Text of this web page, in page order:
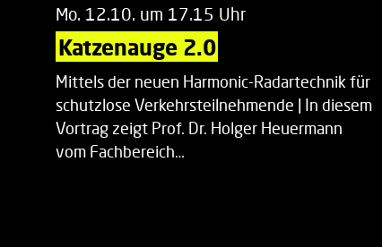
Mo. 12.10. um 17.15 Uhr
Katzenauge 2.0
Mittels der neuen Harmonic-Radartechnik für
schutzlose Verkehrsteilnehmende | In diesem
Vortrag zeigt Prof. Dr. Holger Heuermann
vom Fachbereich…